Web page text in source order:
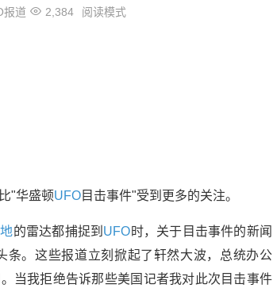
报道 2,384 阅读模式
"华盛顿UFO目击事件"受到更多的关注。
的雷达都捕捉到 UFO时，关于目击事件的新闻
。这些报道立刻掀起了轩然大波，总统办公
当我拒绝告诉那些美国记者我对此次目击事件